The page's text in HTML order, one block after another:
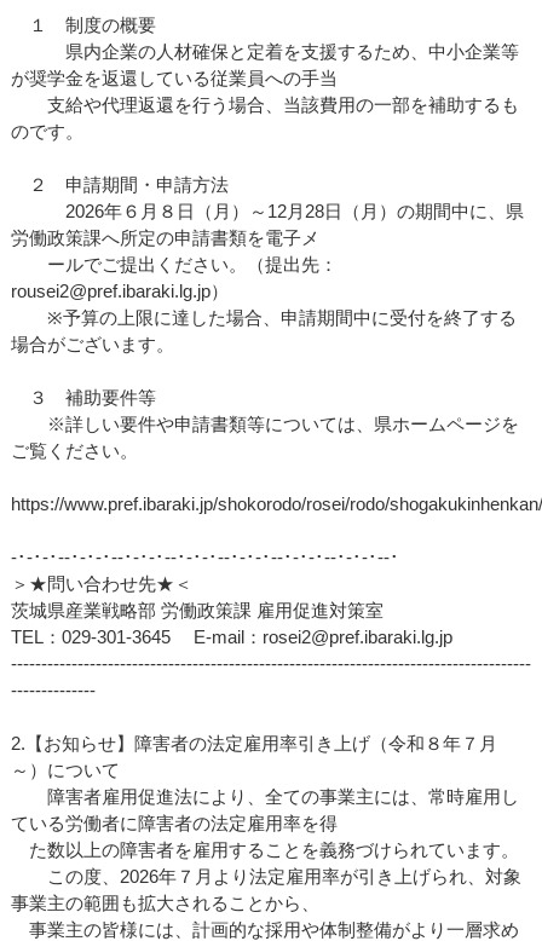
１ 制度の概要
県内企業の人材確保と定着を支援するため、中小企業等
が奨学金を返還している従業員への手当
支給や代理返還を行う場合、当該費用の一部を補助するも
のです。
２ 申請期間・申請方法
2026年６月８日（月）～12月28日（月）の期間中に、県
労働政策課へ所定の申請書類を電子メ
ールでご提出ください。（提出先：
rousei2@pref.ibaraki.lg.jp）
※予算の上限に達した場合、申請期間中に受付を終了する
場合がございます。
３ 補助要件等
※詳しい要件や申請書類等については、県ホームページを
ご覧ください。
https://www.pref.ibaraki.jp/shokorodo/rosei/rodo/
‐･‐･‐･‐‐･‐･‐･‐‐･‐･‐･‐‐･‐･‐･‐‐･‐･‐･‐‐･‐･‐･‐‐･‐･‐･‐‐･
＞★問い合わせ先★＜
茨城県産業戦略部 労働政策課 雇用促進対策室
TEL：029-301-3645 E-mail：rosei2@pref.ibaraki.lg.jp
--------------------------------------------------------------------------------------
--------------
2.【お知らせ】障害者の法定雇用率引き上げ（令和８年７月
～）について
障害者雇用促進法により、全ての事業主には、常時雇用し
ている労働者に障害者の法定雇用率を得
た数以上の障害者を雇用することを義務づけられています。
この度、2026年７月より法定雇用率が引き上げられ、対象
事業主の範囲も拡大されることから、
事業主の皆様には、計画的な採用や体制整備がより一層求め